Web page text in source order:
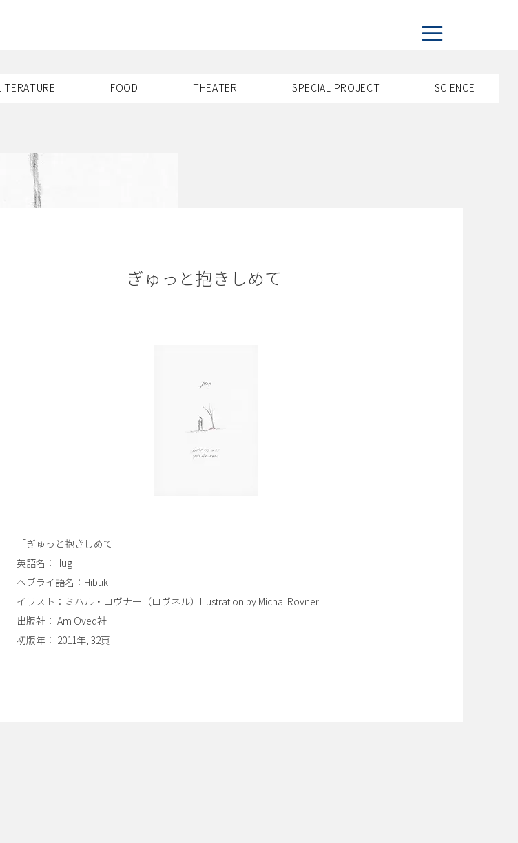
LITERATURE FOOD THEATER SPECIAL PROJECT ​SCIENCE
ぎゅっと抱きしめて
「ぎゅっと抱きしめて」
英語名：Hug
ヘブライ語名：Hibuk
イラスト：ミハル・ロヴナー（ロヴネル）Illustration by Michal Rovner
出版社： Am Oved社
初版年： 2011年, 32頁